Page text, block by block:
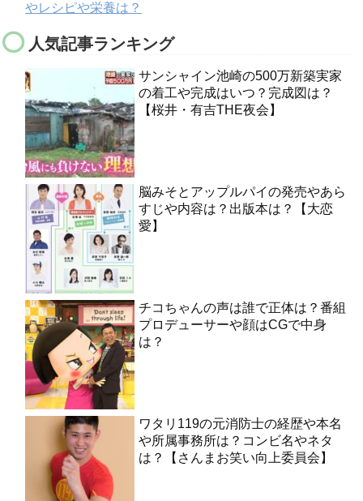
やレシピや栄養は？
人気記事ランキング
サンシャイン池崎の500万新築実家
の着工や完成はいつ？完成図は？
【桜井・有吉THE夜会】
脳みそとアップルパイの発売やあら
すじや内容は？出版本は？【大恋
愛】
チコちゃんの声は誰で正体は？番組
プロデューサーや顔はCGで中身
は？
ワタリ119の元消防士の経歴や本名
や所属事務所は？コンビ名やネタ
は？【さんまお笑い向上委員会】